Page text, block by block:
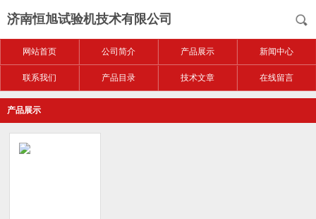
济南恒旭试验机技术有限公司
网站首页 公司简介 产品展示 新闻中心
联系我们 产品目录 技术文章 在线留言
产品展示